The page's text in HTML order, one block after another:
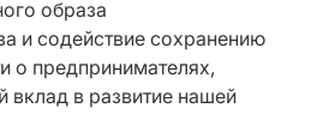
образа
и содействие сохранению
о предпринимателях,
вклад в развитие нашей